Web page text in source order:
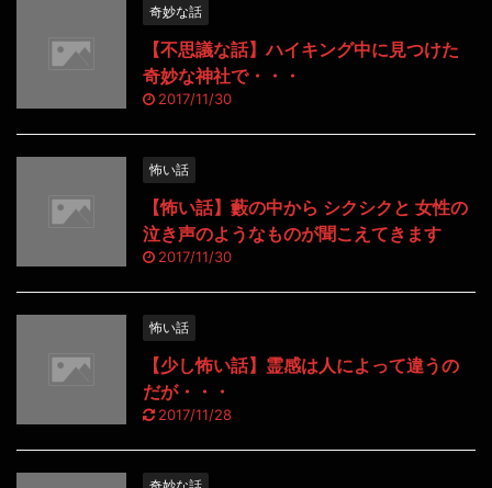
奇妙な話
【不思議な話】ハイキング中に見つけた
奇妙な神社で・・・
2017/11/30
怖い話
【怖い話】藪の中から シクシクと 女性の
泣き声のようなものが聞こえてきます
2017/11/30
怖い話
【少し怖い話】霊感は人によって違うの
だが・・・
2017/11/28